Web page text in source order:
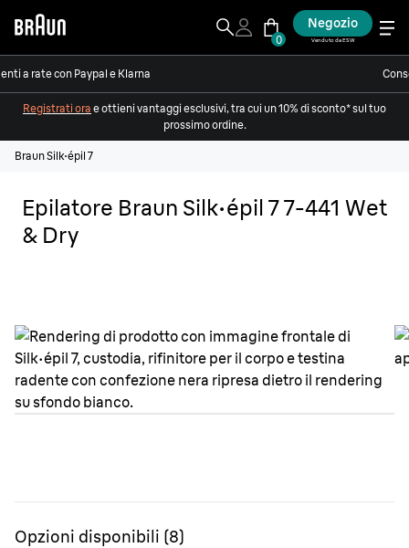
0
Negozio
Venduto da ESW
a rate con Paypal e Klarna
Registrati ora e ottieni vantaggi esclusivi, tra cui un 10% di sconto* sul tuo
prossimo ordine.
Braun Silk·épil 7
Epilatore Braun Silk·épil 7 7-441 Wet
& Dry
Opzioni disponibili (8)